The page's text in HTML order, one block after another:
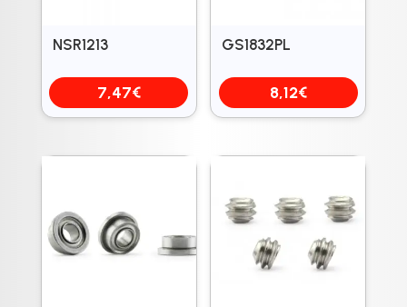
NSR1213
7,47€
GS1832PL
8,12€